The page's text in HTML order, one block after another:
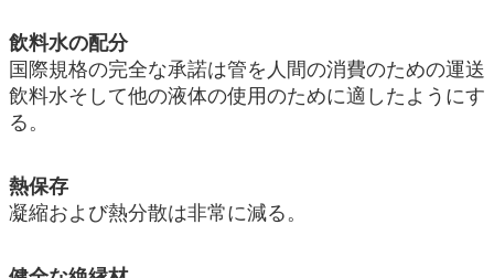
飲料水の配分
国際規格の完全な承諾は管を人間の消費のための運送
飲料水そして他の液体の使用のために適したようにす
る。
熱保存
凝縮および熱分散は非常に減る。